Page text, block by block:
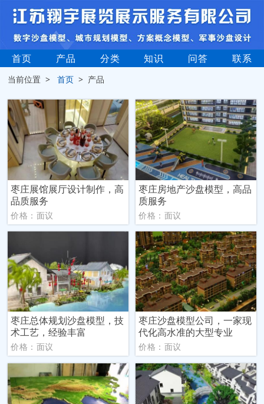
首页 产品 分类 知识 问答 联系
当前位置 >首页 > 产品
枣庄展馆展厅设计制作，高
品质服务
价格：面议
枣庄房地产沙盘模型，高品
质服务
价格：面议
枣庄总体规划沙盘模型，技
术工艺，经验丰富
价格：面议
枣庄沙盘模型公司，一家现
代化高水准的大型专业
价格：面议